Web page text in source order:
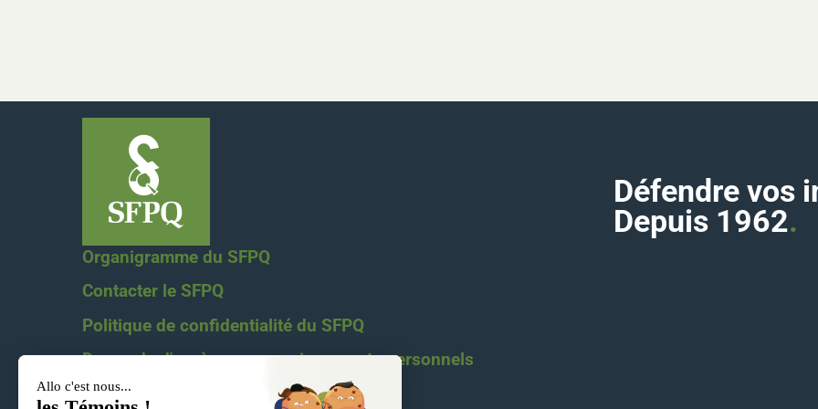
Défendre vos
Depuis 1962.
Organigramme du SFPQ
Contacter le SFPQ
Politique de confidentialité du SFPQ
Demande d'accès aux renseignements personnels
Nétiquette du SFPQ